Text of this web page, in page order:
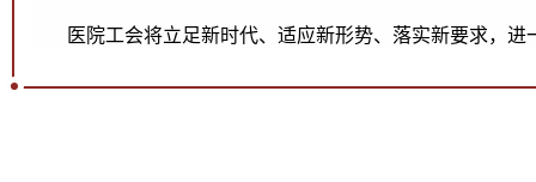
医院工会将立足新时代、适应新形势、落实新要求，